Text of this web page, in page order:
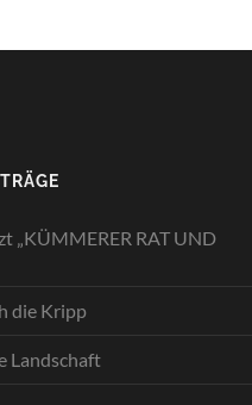
„KÜMMERER RAT UND
die Kripp
Landschaft